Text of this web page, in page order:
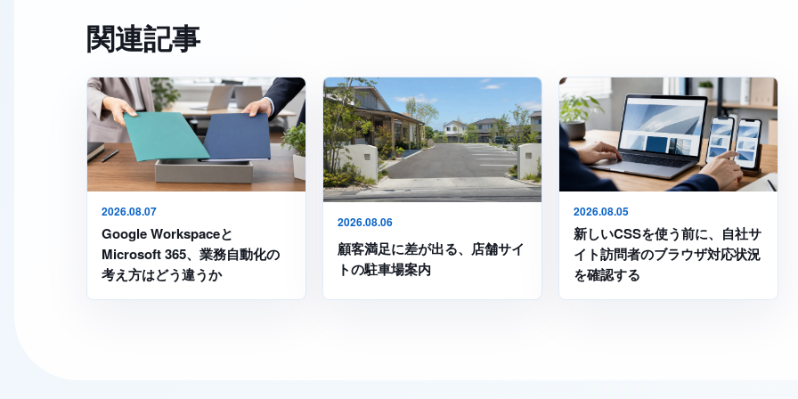
関連記事
2026.08.07
Google Workspaceと
Microsoft 365、業務自動化の
考え方はどう違うか
2026.08.06
顧客満足に差が出る、店舗サイ
トの駐車場案内
2026.08.05
新しいCSSを使う前に、自社サ
イト訪問者のブラウザ対応状況
を確認する